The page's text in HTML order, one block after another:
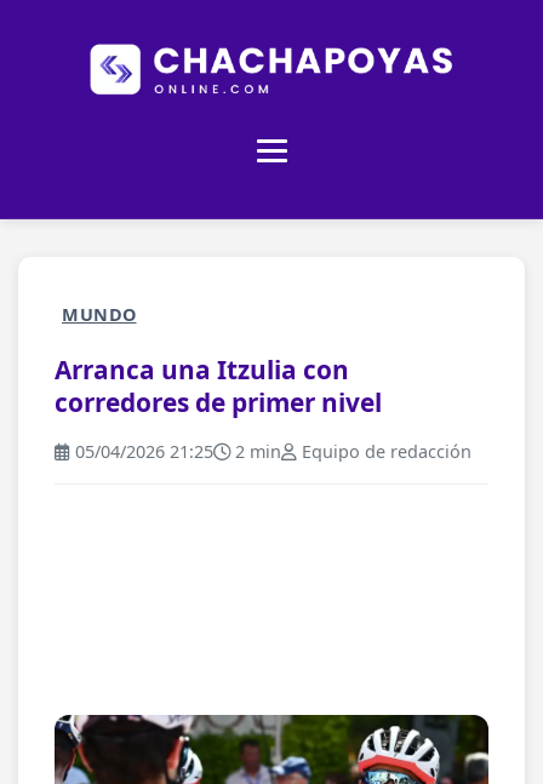
MUNDO
Arranca una Itzulia con
corredores de primer nivel
05/04/2026 21:25 2 min Equipo de redacción